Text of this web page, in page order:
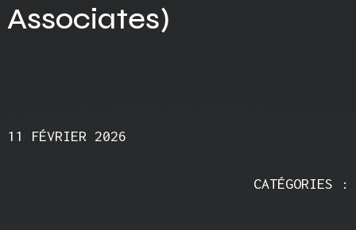
Associates)
11 FÉVRIER 2026
CATÉGORIES :